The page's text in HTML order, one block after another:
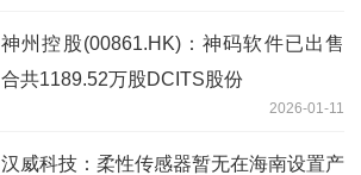
神州控股(00861.HK)：神码软件已出售
合共1189.52万股DCITS股份
2026-01-11
汉威科技：柔性传感器暂无在海南设置产